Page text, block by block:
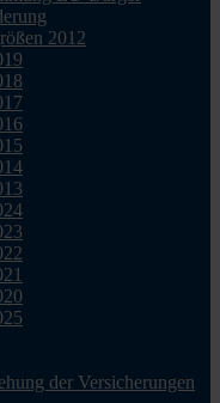
2012
der Versicherungen